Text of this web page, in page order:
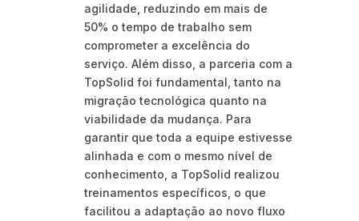
agilidade, reduzindo em mais de
50% o tempo de trabalho sem
comprometer a excelência do
serviço. Além disso, a parceria com a
TopSolid foi fundamental, tanto na
migração tecnológica quanto na
viabilidade da mudança. Para
garantir que toda a equipe estivesse
alinhada e com o mesmo nível de
conhecimento, a TopSolid realizou
treinamentos específicos, o que
facilitou a adaptação ao novo fluxo